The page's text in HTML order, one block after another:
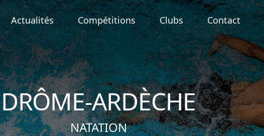
Actualités Compétitions Clubs Contact
DRÔME-ARDÈCHE
NATATION